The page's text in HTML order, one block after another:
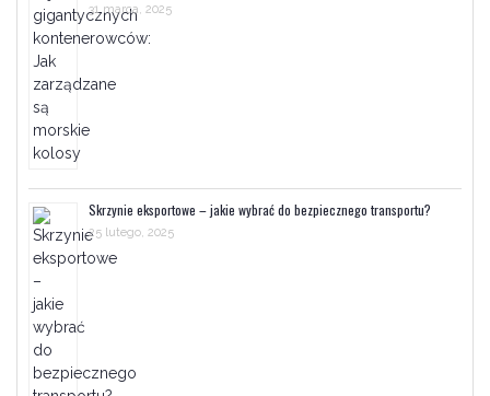
31 marca, 2025
Skrzynie eksportowe – jakie wybrać do bezpiecznego transportu?
25 lutego, 2025